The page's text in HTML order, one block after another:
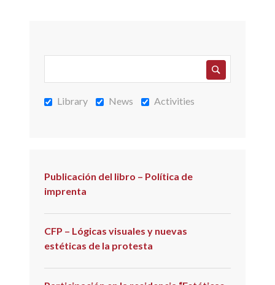
, Duke University,
18:00 – 19:30 > Artl@s’ 10th Anniversary
Celebration. Patio
Library News Activities
Publicación del libro – Política de
imprenta
CFP – Lógicas visuales y nuevas
estéticas de la protesta